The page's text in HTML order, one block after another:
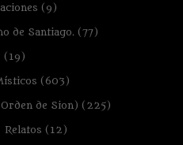
(9)
de Santiago.(77)
(19)
(603)
de Sion) (225)
Relatos (12)